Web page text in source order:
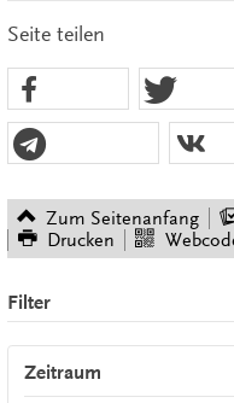
Seite teilen
Zum Seitenanfang
Drucken
Filter
Zeitraum